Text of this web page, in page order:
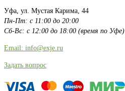
Уфа, ул. Мустая Карима, 44
Пн-Пт: с 11:00 до 20:00
Сб-Вс: с 12:00 до 18:00 (время по Уфе)
Email: info@exje.ru
Задать вопрос